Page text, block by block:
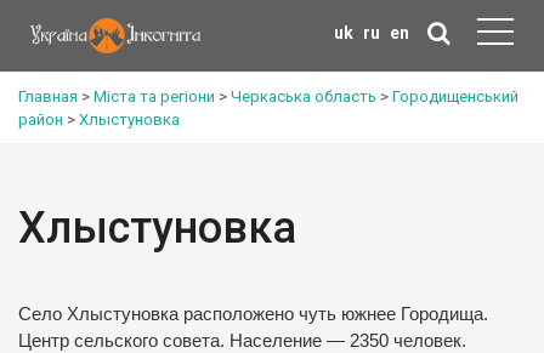
uk ru en
Главная > Міста та регіони > Черкаська область > Городищенський
район > Хлыстуновка
Хлыстуновка
Село Хлыстуновка расположено чуть южнее Городища.
Центр сельского совета. Население — 2350 человек.